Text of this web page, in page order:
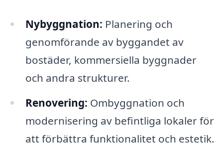
Nybyggnation: Planering och
genomförande av byggandet av
bostäder, kommersiella byggnader
och andra strukturer.
Renovering: Ombyggnation och
modernisering av befintliga lokaler för
att förbättra funktionalitet och estetik.